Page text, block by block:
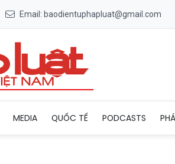
Email: baodientuphapluat@gmail.com
MEDIA QUỐC TẾ PODCASTS